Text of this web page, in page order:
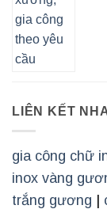
LIÊN KẾT
gia công chữ
inox vàng
trắng gương |